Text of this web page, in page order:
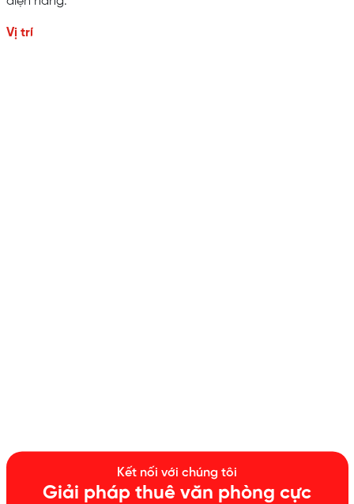
Vị trí
Kết nối với chúng tôi
Giải pháp thuê văn phòng cực